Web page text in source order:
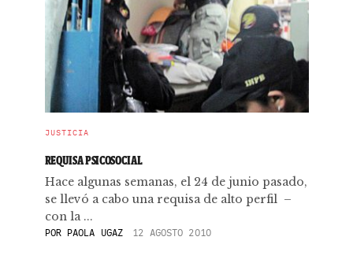
JUSTICIA
REQUISA PSICOSOCIAL
Hace algunas semanas, el 24 de junio pasado,
se llevó a cabo una requisa de alto perfil –
con la ...
PORPAOLA UGAZ 12 AGOSTO 2010